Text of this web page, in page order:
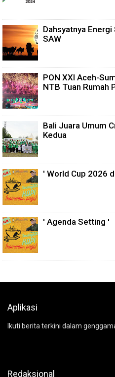
Dahsyatnya
SAW
PON XXI Aceh-
NTB Tuan Rumah
Bali Juara Umum
Kedua
' World Cup 2026
' Agenda Setting '
Aplikasi
Ikuti berita terkini dalam
Redaksional